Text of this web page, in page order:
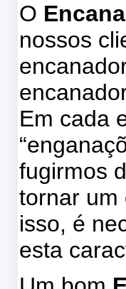
O
nossos
Em cada
fugirmos
tornar um
isso, é
esta